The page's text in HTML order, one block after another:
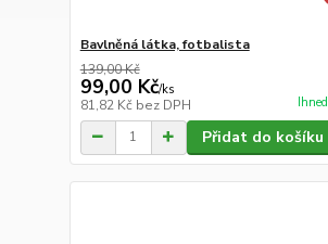
Bavlněná látka, fotbalista
139,00 Kč
99,00 Kč/ks
81,82 Kč bez DPH
Přidat do košíku